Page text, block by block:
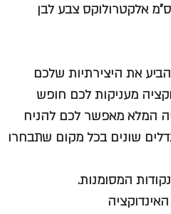
כיריים אינדוקציה רוחב 80 ס"מ אלקטרולוקס צבע לבן
את היצירתיות שלכם
מעניקות לכם חופש
המלא מאפשר לכם להניח
שונים בכל מקום שתבחרו
המסומנות.
האינדוקציה